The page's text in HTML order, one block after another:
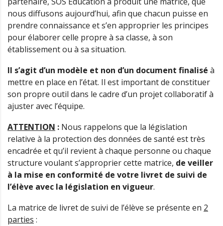
nous diffusons aujourd’hui, afin que chacun puisse en
prendre connaissance et s’en approprier les principes
pour élaborer celle propre à sa classe, à son
établissement ou à sa situation.
Il s’agit d’un modèle et non d’un document finalisé à
mettre en place en l’état. Il est important de constituer
son propre outil dans le cadre d’un projet collaboratif à
ajuster avec l’équipe.
ATTENTION : Nous rappelons que la législation
relative à la protection des données de santé est très
encadrée et qu’il revient à chaque personne ou chaque
structure voulant s’approprier cette matrice, de veiller
à la mise en conformité de votre livret de suivi de
l’élève avec la législation en vigueur.
La matrice de livret de suivi de l’élève se présente en 2
parties :